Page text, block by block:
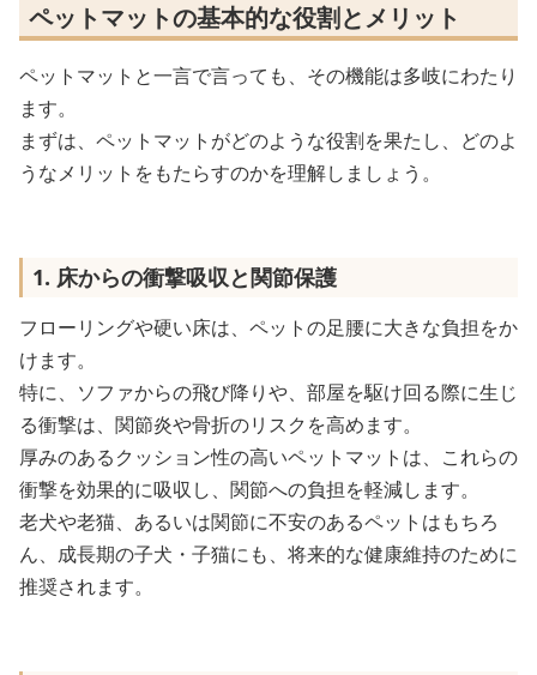
ペットマットの基本的な役割とメリット
ペットマットと一言で言っても、その機能は多岐にわたり
ます。
まずは、ペットマットがどのような役割を果たし、どのよ
うなメリットをもたらすのかを理解しましょう。
1. 床からの衝撃吸収と関節保護
フローリングや硬い床は、ペットの足腰に大きな負担をか
けます。
特に、ソファからの飛び降りや、部屋を駆け回る際に生じ
る衝撃は、関節炎や骨折のリスクを高めます。
厚みのあるクッション性の高いペットマットは、これらの
衝撃を効果的に吸収し、関節への負担を軽減します。
老犬や老猫、あるいは関節に不安のあるペットはもちろ
ん、成長期の子犬・子猫にも、将来的な健康維持のために
推奨されます。